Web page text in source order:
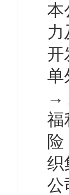
本
开
单
→
福
织
公